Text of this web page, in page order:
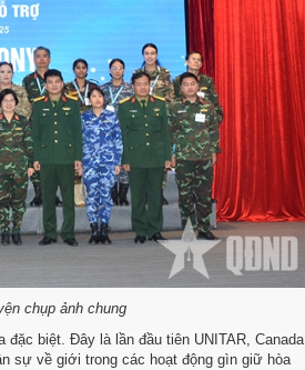
chụp ảnh chung
biệt. Đây là lần đầu tiên UNITAR, Canada
sự về giới trong các hoạt động gìn giữ hòa